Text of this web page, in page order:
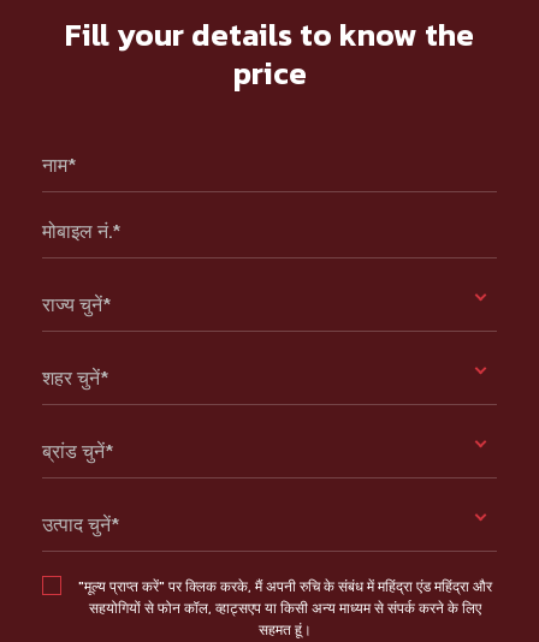
Fill your details to know the
price
नाम*
मोबाइल नं.*
राज्य चुनें*
शहर चुनें*
ब्रांड चुनें*
उत्पाद चुनें*
"मूल्य प्राप्त करें" पर क्लिक करके, मैं अपनी रुचि के संबंध में महिंद्रा एंड महिंद्रा और
सहयोगियों से फोन कॉल, व्हाट्सएप या किसी अन्य माध्यम से संपर्क करने के लिए
सहमत हूं।